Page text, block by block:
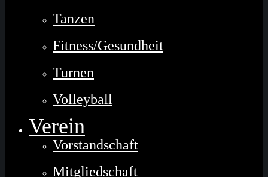
Tanzen
Fitness/Gesundheit
Turnen
Volleyball
Verein
Vorstandschaft
Mitgliedschaft